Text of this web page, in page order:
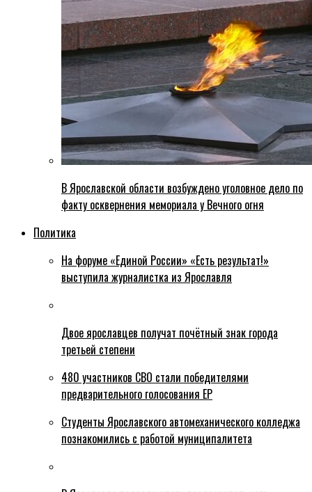
В Ярославской области возбуждено уголовное дело по
факту осквернения мемориала у Вечного огня
Политика
На форуме «Единой России» «Есть результат!»
выступила журналистка из Ярославля
Двое ярославцев получат почётный знак города
третьей степени
480 участников СВО стали победителями
предварительного голосования ЕР
Студенты Ярославского автомеханического колледжа
познакомились с работой муниципалитета